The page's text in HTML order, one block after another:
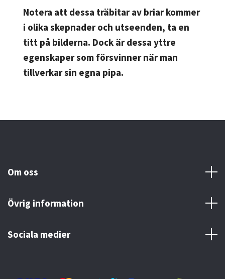
Notera att dessa träbitar av briar kommer
i olika skepnader och utseenden, ta en
titt på bilderna. Dock är dessa yttre
egenskaper som försvinner när man
tillverkar sin egna pipa.
Om oss
Övrig information
Sociala medier